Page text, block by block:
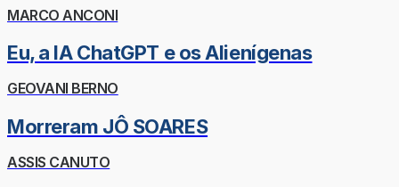
MARCO ANCONI
Eu, a IA ChatGPT e os Alienígenas
GEOVANI BERNO
Morreram JÔ SOARES
ASSIS CANUTO